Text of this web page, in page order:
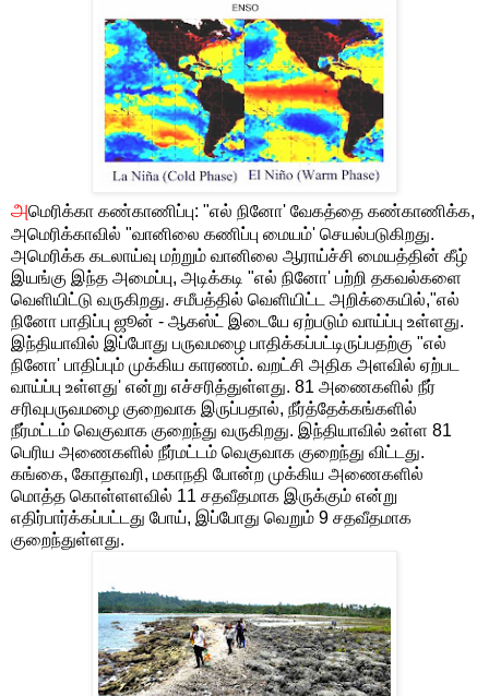
அமெரிக்கா கண்காணிப்பு: "எல் நினோ' வேகத்தை கண்காணிக்க,
அமெரிக்காவில் "வானிலை கணிப்பு மையம்' செயல்படுகிறது.
அமெரிக்க கடலாய்வு மற்றும் வானிலை ஆராய்ச்சி மையத்தின் கீழ்
இயங்கு இந்த அமைப்பு, அடிக்கடி "எல் நினோ' பற்றி தகவல்களை
வெளியிட்டு வருகிறது. சமீபத்தில் வெளியிட்ட அறிக்கையில்,"எல்
நினோ பாதிப்பு ஜூன் - ஆகஸ்ட் இடையே ஏற்படும் வாய்ப்பு உள்ளது.
இந்தியாவில் இப்போது பருவமழை பாதிக்கப்பட்டிருப்பதற்கு "எல்
நினோ' பாதிப்பும் முக்கிய காரணம். வறட்சி அதிக அளவில் ஏற்பட
வாய்ப்பு உள்ளது' என்று எச்சரித்துள்ளது. 81 அணைகளில் நீர்
சரிவுபருவமழை குறைவாக இருப்பதால், நீர்த்தேக்கங்களில்
நீர்மட்டம் வெகுவாக குறைந்து வருகிறது. இந்தியாவில் உள்ள 81
பெரிய அணைகளில் நீர்மட்டம் வெகுவாக குறைந்து விட்டது.
கங்கை, கோதாவரி, மகாநதி போன்ற முக்கிய அணைகளில்
மொத்த கொள்ளளவில் 11 சதவீதமாக இருக்கும் என்று
எதிர்பார்க்கப்பட்டது போய், இப்போது வெறும் 9 சதவீதமாக
குறைந்துள்ளது.